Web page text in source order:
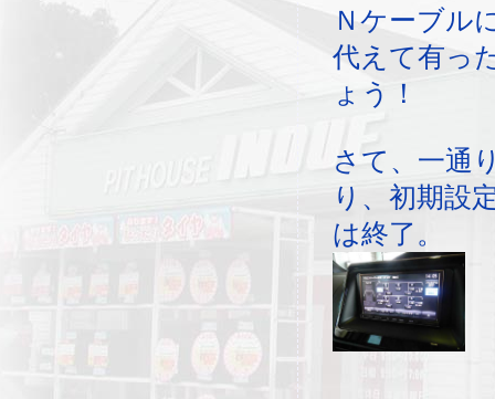
Ｎケーブル
代えて有っ
ょう！
さて、一通
り、初期設
は終了。